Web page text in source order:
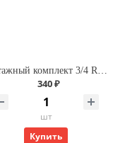
340 ₽
шт
Купить